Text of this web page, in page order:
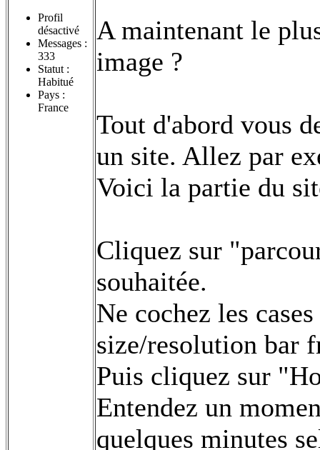
Profil
désactivé
Messages :
333
Statut :
Habitué
Pays :
France
A maintenant le
image ?
Tout d'abord vous
un site. Allez par
Voici la partie du
Cliquez sur
souhaitée.
Ne cochez les
size/resolution bar
Puis cliquez sur
Entendez un
quelques minutes